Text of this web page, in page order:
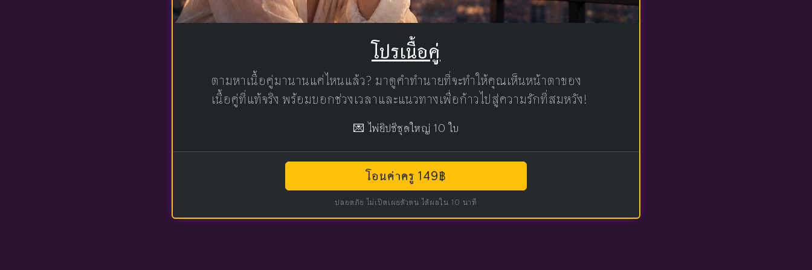
โปรเนื้อคู่
ตามหาเนื้อคู่มานานแค่ไหนแล้ว? มาดูคำทำนายที่จะทำให้คุณเห็นหน้าตาของ
เนื้อคู่ที่แท้จริง พร้อมบอกช่วงเวลาและแนวทางเพื่อก้าวไปสู่ความรักที่สมหวัง!
💌 ไพ่ยิปซีชุดใหญ่ 10 ใบ
โอนค่าครู 149฿
ปลอดภัย ไม่เปิดเผยตัวตน ได้ผลใน 10 นาที